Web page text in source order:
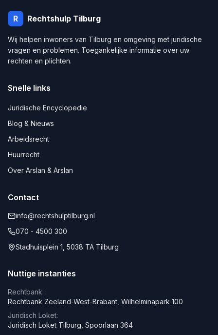
R Rechtshulp Tilburg
Wij helpen inwoners van Tilburg en omgeving met juridische
vragen en problemen. Toegankelijke informatie over uw
rechten en plichten.
Snelle links
Juridische Encyclopedie
Blog & Nieuws
Arbeidsrecht
Huurrecht
Over Arslan & Arslan
Contact
info@rechtshulptilburg.nl
070 - 4500 300
Stadhuisplein 1, 5038 TA Tilburg
Nuttige instanties
Rechtbank:
Rechtbank Zeeland-West-Brabant, Wilhelminapark 100
Juridisch Loket:
Juridisch Loket Tilburg, Spoorlaan 364